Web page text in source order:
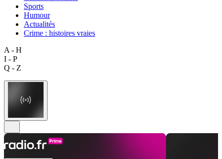
Sports
Humour
Actualités
Crime : histoires vraies
A - H
I - P
Q - Z